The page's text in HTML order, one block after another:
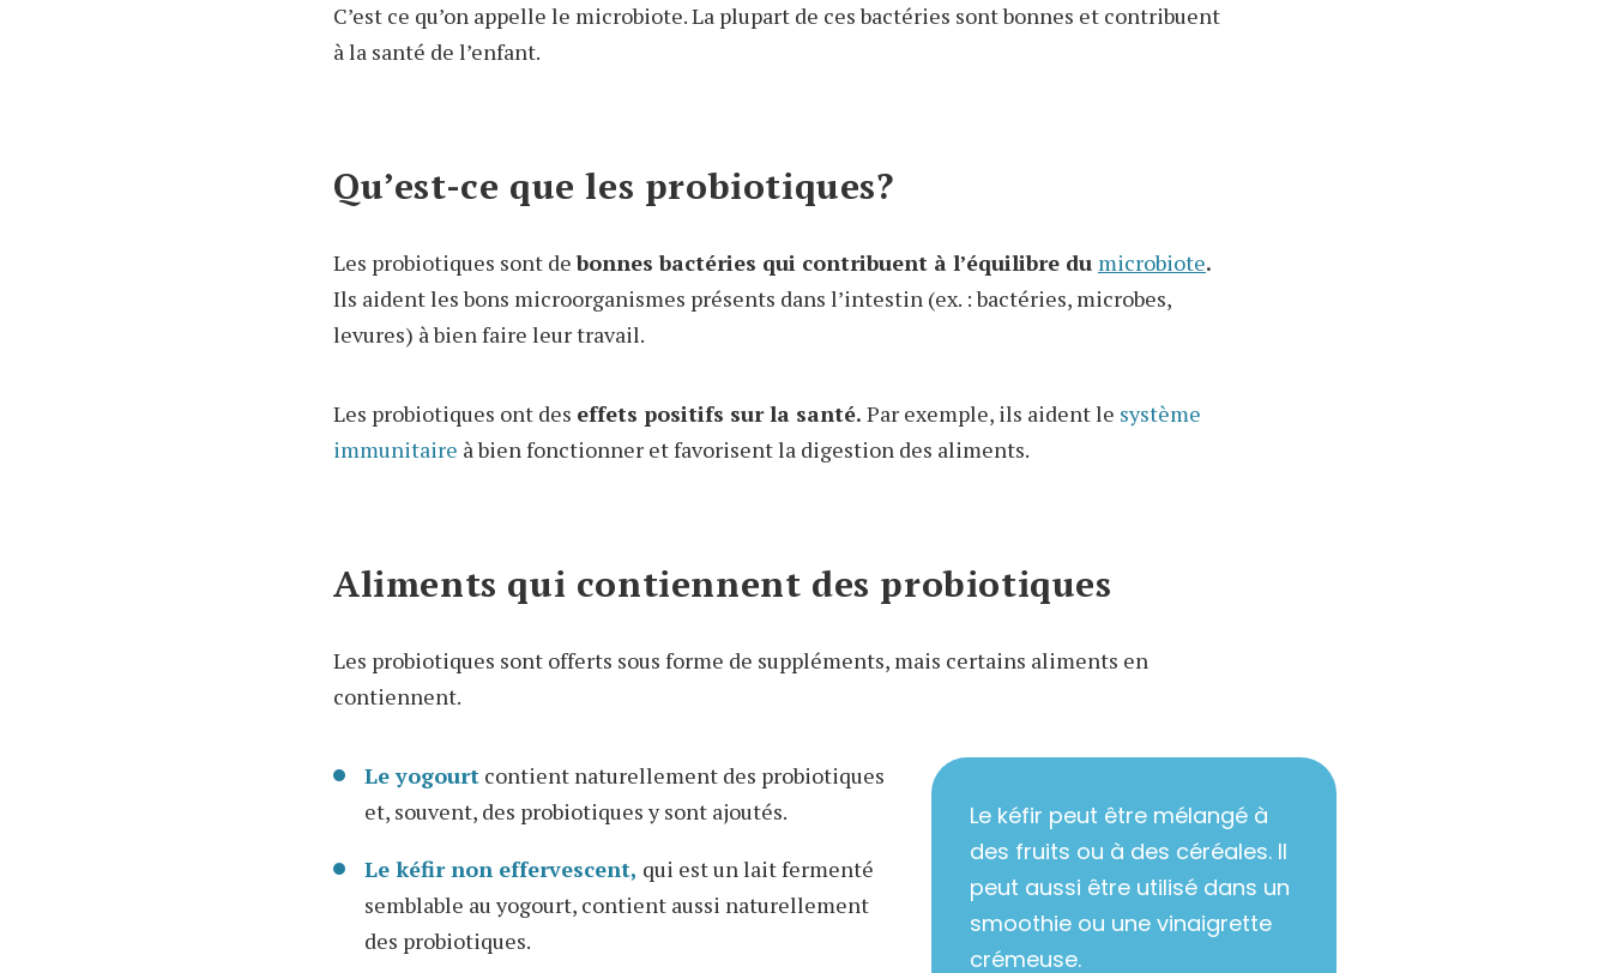
C’est ce qu’on appelle le microbiote. La plupart de ces bactéries sont bonnes et contribuent
à la santé de l’enfant.
Qu’est-ce que les probiotiques?
Les probiotiques sont debonnes bactéries qui contribuent à l’équilibre du microbiote.
Ils aident les bons microorganismes présents dans l’intestin (ex. : bactéries, microbes,
levures) à bien faire leur travail.
Les probiotiques ont des effets positifs sur la santé. Par exemple, ils aident le système
immunitaire à bien fonctionner et favorisent la digestion des aliments.
Aliments qui contiennent des probiotiques
Les probiotiques sont offerts sous forme de suppléments, mais certains aliments en
contiennent.
Le kéfir peut être mélangé à
des fruits ou à des céréales. Il
peut aussi être utilisé dans un
smoothie ou une vinaigrette
crémeuse.
Leyogourt contient naturellement des probiotiques
et, souvent, des probiotiques y sont ajoutés.
Le kéfir non effervescent, qui est un lait fermenté
semblable au yogourt, contient aussi naturellement
des probiotiques.